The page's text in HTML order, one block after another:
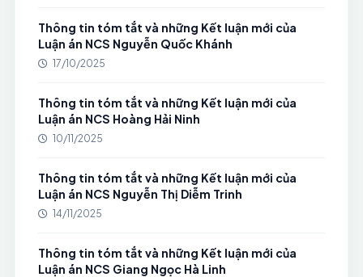
Thông tin tóm tắt và những Kết luận mới của
Luận án NCS Nguyễn Quốc Khánh
17/10/2025
Thông tin tóm tắt và những Kết luận mới của
Luận án NCS Hoàng Hải Ninh
10/11/2025
Thông tin tóm tắt và những Kết luận mới của
Luận án NCS Nguyễn Thị Diễm Trinh
14/11/2025
Thông tin tóm tắt và những Kết luận mới của
Luận án NCS Giang Ngọc Hà Linh